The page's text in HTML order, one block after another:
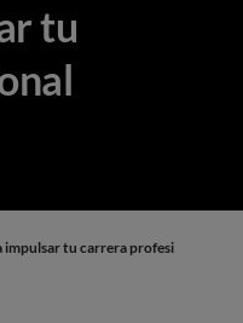
tu
impulsar tu carrera profesional